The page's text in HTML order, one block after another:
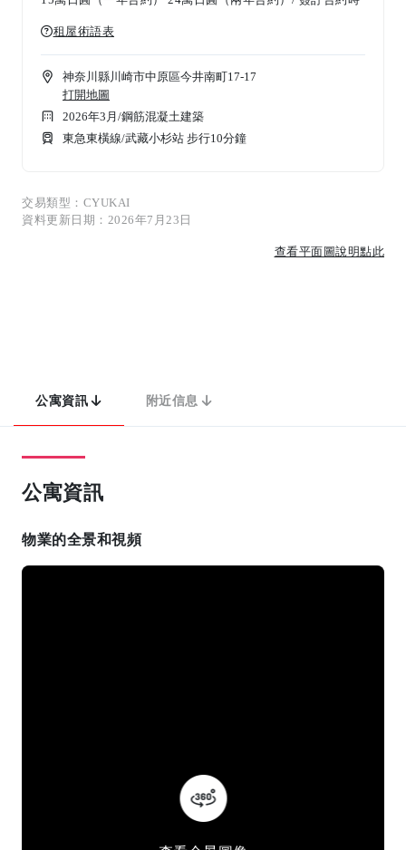
租屋術語表
神奈川縣川崎市中原區今井南町17-17
打開地圖
2026年3月 /鋼筋混凝土建築
東急東橫線/武藏小杉站 步行10分鐘
交易類型：CYUKAI
資料更新日期：2026年7月23日
查看平面圖說明點此
公寓資訊 附近信息
公寓資訊
物業的全景和視頻